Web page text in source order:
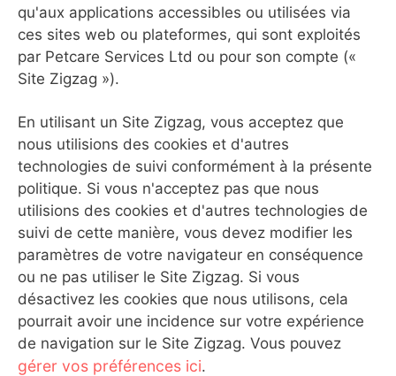
qu'aux applications accessibles ou utilisées via
ces sites web ou plateformes, qui sont exploités
par Petcare Services Ltd ou pour son compte («
Site Zigzag »).
En utilisant un Site Zigzag, vous acceptez que
nous utilisions des cookies et d'autres
technologies de suivi conformément à la présente
politique. Si vous n'acceptez pas que nous
utilisions des cookies et d'autres technologies de
suivi de cette manière, vous devez modifier les
paramètres de votre navigateur en conséquence
ou ne pas utiliser le Site Zigzag. Si vous
désactivez les cookies que nous utilisons, cela
pourrait avoir une incidence sur votre expérience
de navigation sur le Site Zigzag. Vous pouvez
gérer vos préférences ici.